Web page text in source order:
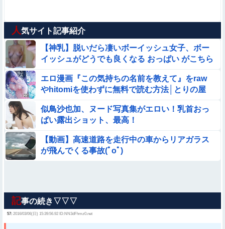
人気サイト記事紹介
【神乳】脱いだら凄いボーイッシュ女子、ボー
イッシュがどうでも良くなる おっぱい がこちら
エロ漫画『この気持ちの名前を教えて』をraw
やhitomiを使わずに無料で読む方法│とりの屋
似鳥沙也加、ヌード写真集がエロい！乳首おっ
ぱい露出ショット、最高！
【動画】高速道路を走行中の車からリアガラス
が飛んでくる事故(ﾟoﾟ)
記事の続き▽▽▽
57: 2016/03/06(日) 15:39:56.92 ID:NN3dFhmz0.net